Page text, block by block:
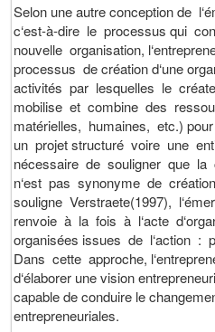
Selon une autre conception de
c‘est-à-dire le processus qui
nouvelle organisation,
processus de création d‘une
activités par lesquelles le
mobilise et combine des
matérielles, humaines, etc.)
un projet structuré voire une
nécessaire de souligner que la
n‘est pas synonyme de
souligne Verstraete(1997),
renvoie à la fois à l‘acte
organisées issues de l‘action :
Dans cette approche,
d‘élaborer une vision
capable de conduire le
entrepreneuriales.